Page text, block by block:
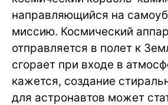
направляющийся на
миссию. Космический
отправляется в полет к
сгорает при входе в
кажется, создание
для астронавтов может